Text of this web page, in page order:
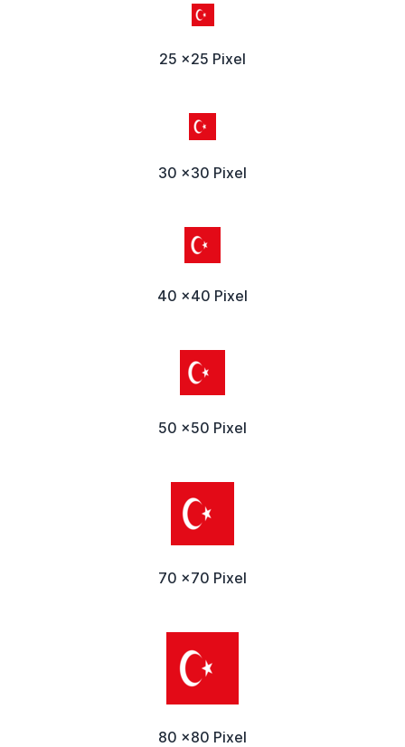
25 x25 Pixel
30 x30 Pixel
40 x40 Pixel
50 x50 Pixel
70 x70 Pixel
80 x80 Pixel